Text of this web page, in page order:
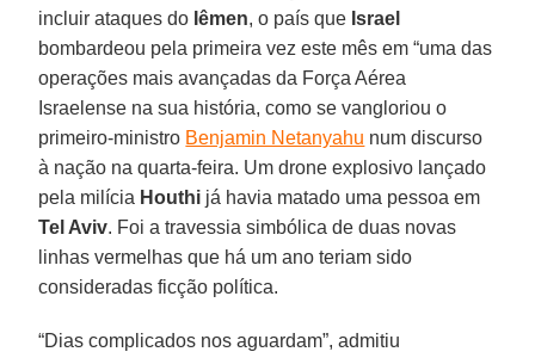
incluir ataques do Iêmen, o país que Israel
bombardeou pela primeira vez este mês em “uma das
operações mais avançadas da Força Aérea
Israelense na sua história, como se vangloriou o
primeiro-ministro Benjamin Netanyahu num discurso
à nação na quarta-feira. Um drone explosivo lançado
pela milícia Houthi já havia matado uma pessoa em
Tel Aviv. Foi a travessia simbólica de duas novas
linhas vermelhas que há um ano teriam sido
consideradas ficção política.
“Dias complicados nos aguardam”, admitiu